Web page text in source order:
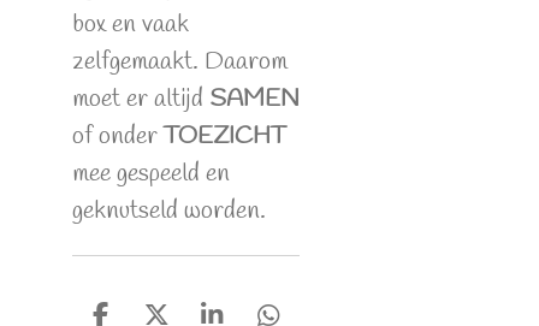
box en vaak
zelfgemaakt. Daarom
moet er altijd SAMEN
of onderTOEZICHT
mee gespeeld en
geknutseld worden.